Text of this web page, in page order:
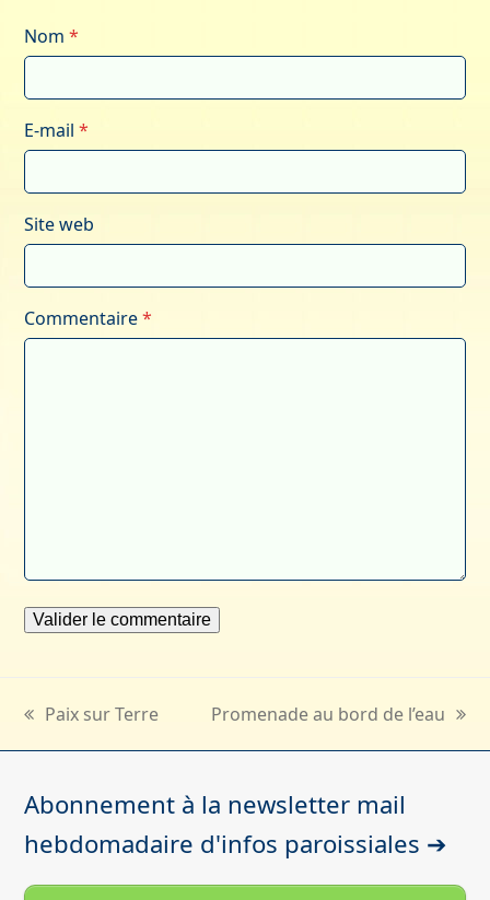
Nom*
E-mail*
Site web
Commentaire*
previous
post:
Paix sur Terre
next
post:
Promenade au bord de l’eau
Abonnement à la newsletter mail
hebdomadaire d'infos paroissiales ➔